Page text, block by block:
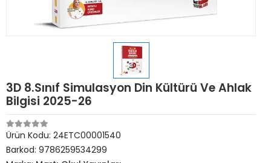
3D 8.Sınıf Simulasyon Din Kültürü Ve Ahlak
Bilgisi 2025-26
Ürün Kodu: 24ETC00001540
Barkod: 9786259534299